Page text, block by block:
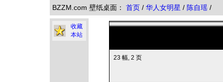
BZZM.com 壁纸桌面： 首页 / 华人女明星 / 陈自瑶 /
收藏
本站
23 幅, 2 页